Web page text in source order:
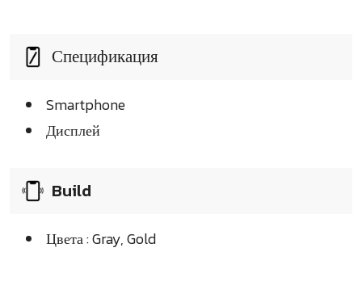
Спецификация
Smartphone
Дисплей
Build
Цвета : Gray, Gold